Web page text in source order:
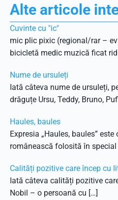
Alte articole
Cuvinte cu "ic"
mic plic pixic (regional/rar –
bicicletă medic muzică ficat
Nume de ursuleți
Iată câteva nume de ursuleți,
drăguțe Ursu, Teddy, Bruno,
Haules, baules
Expresia „Haules, baules”
românească folosită în
Calități pozitive care încep cu
Iată câteva calități pozitive
Nobil – o persoană cu […]